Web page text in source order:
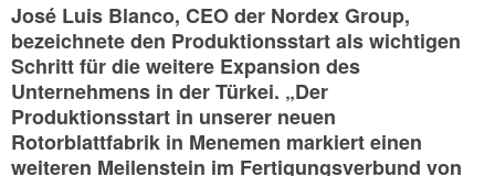
José Luis Blanco, CEO der Nordex Group,
bezeichnete den Produktionsstart als wichtigen
Schritt für die weitere Expansion des
Unternehmens in der Türkei. „Der
Produktionsstart in unserer neuen
Rotorblattfabrik in Menemen markiert einen
weiteren Meilenstein im Fertigungsverbund von